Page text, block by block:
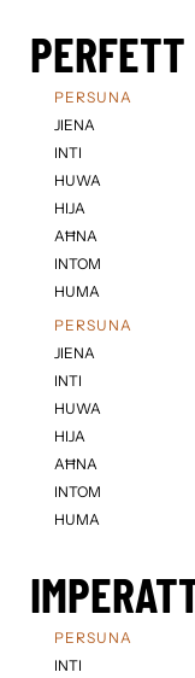
PERFETT
PERSUNA
JIENA
INTI
HUWA
HIJA
AĦNA
INTOM
HUMA
PERSUNA
JIENA
INTI
HUWA
HIJA
AĦNA
INTOM
HUMA
PERSUNA
INTI